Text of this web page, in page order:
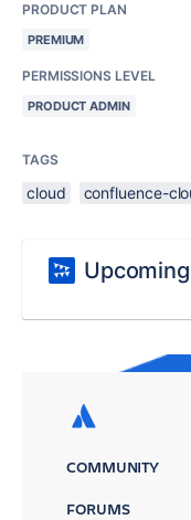
PRODUCT PLAN
PREMIUM
PERMISSIONS LEVEL
PRODUCT ADMIN
TAGS
cloud confluence-
COMMUNITY
FORUMS